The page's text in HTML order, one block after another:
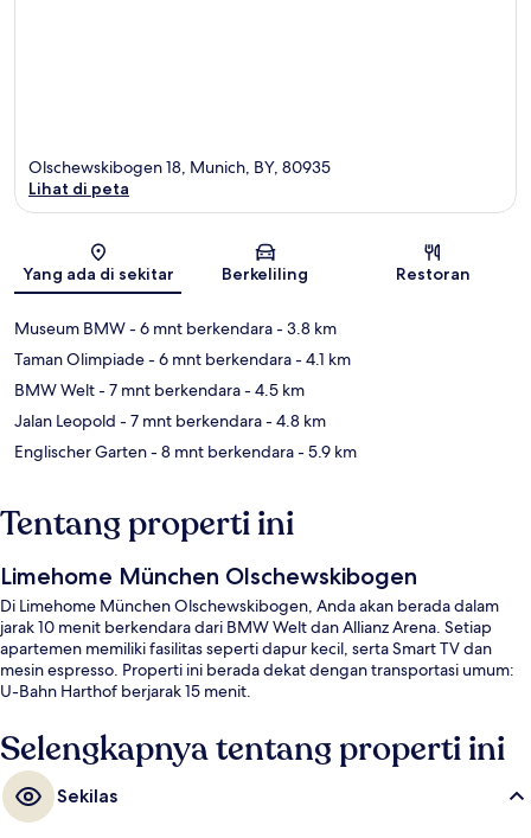
Peta
Olschewskibogen 18, Munich, BY, 80935
Lihat di peta
Yang ada di sekitar Berkeliling Restoran
Museum BMW- 6 mnt berkendara- 3.8 km
Taman Olimpiade- 6 mnt berkendara- 4.1 km
BMW Welt- 7 mnt berkendara- 4.5 km
Jalan Leopold - 7 mnt berkendara- 4.8 km
Englischer Garten- 8 mnt berkendara- 5.9 km
Tentang properti ini
Limehome München Olschewskibogen
Di Limehome München Olschewskibogen, Anda akan berada dalam
jarak 10 menit berkendara dari BMW Welt dan Allianz Arena. Setiap
apartemen memiliki fasilitas seperti dapur kecil, serta Smart TV dan
mesin espresso. Properti ini berada dekat dengan transportasi umum:
U-Bahn Harthof berjarak 15 menit.
Selengkapnya tentang properti ini
Sekilas